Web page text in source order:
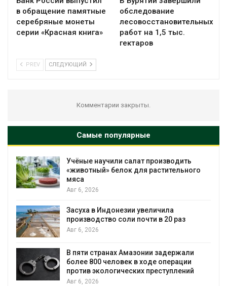
в обращение памятные
серебряные монеты
серии «Красная книга»
обследование
лесовосстановительных
работ на 1,5 тыс.
гектаров
PREV СЛЕДУЮЩИЙ
Комментарии закрыты.
Самые популярные
Учёные научили салат производить
«животный» белок для растительного
мяса
Авг 6, 2026
Засуха в Индонезии увеличила
производство соли почти в 20 раз
Авг 6, 2026
В пяти странах Амазонии задержали
более 800 человек в ходе операции
против экологических преступлений
Авг 6, 2026